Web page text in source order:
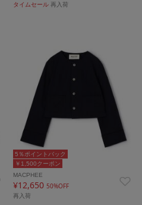
タイムセール再入荷
￥1,500クーポン
5％ポイントバック
MACPHEE
¥12,650 50%OFF
再入荷